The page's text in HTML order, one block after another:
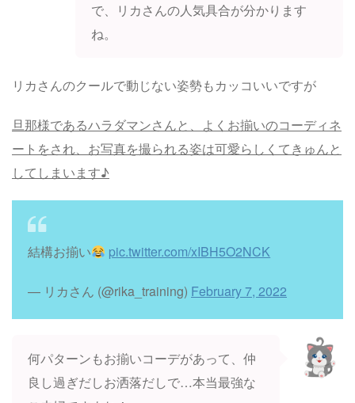
で、リカさんの人気具合が分かります
ね。
リカさんのクールで動じない姿勢もカッコいいですが
旦那様であるハラダマンさんと、よくお揃いのコーディネ
ートをされ、お写真を撮られる姿は可愛らしくてきゅんと
してしまいます♪
結構お揃い pic.twitter.com/xIBH5O2NCK
— リカさん (@rika_training) February 7, 2022
何パターンもお揃いコーデがあって、仲
良し過ぎだしお洒落だしで…本当最強な